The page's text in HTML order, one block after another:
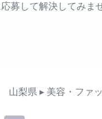
募して解決してみま
山梨県 ▸ 美容・ファ